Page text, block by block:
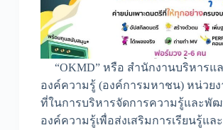
“OKMD” หรือ สำนักงานบริหารแ
องค์ความรู้ (องค์การมหาชน) หน่วย
ที่ในการบริหารจัดการความรู้และพั
องค์ความรู้เพื่อส่งเสริมการเรียนรู้แล